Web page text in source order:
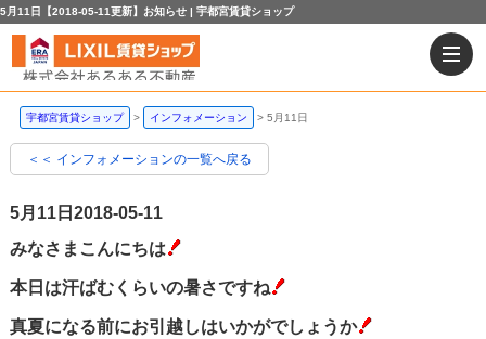
5月11日【2018-05-11更新】お知らせ | 宇都宮賃貸ショップ
宇都宮賃貸ショップ インフォメーション 5月11日
＜＜ インフォメーションの一覧へ戻る
5月11日2018-05-11
みなさまこんにちは
本日は汗ばむくらいの暑さですね
真夏になる前にお引越しはいかがでしょうか